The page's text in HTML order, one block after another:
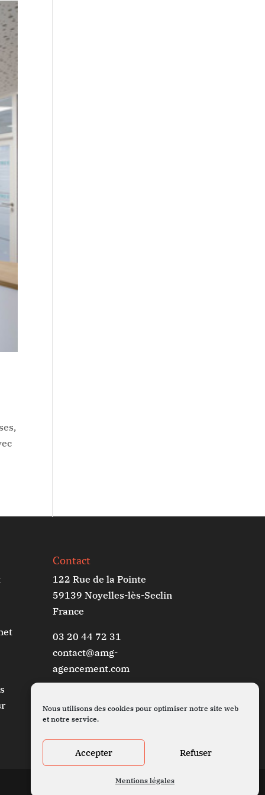
Nous utilisons des cookies pour optimiser notre site web
et notre service.
Accepter Refuser
Mentions légales
Contact
122 Rue de la Pointe
59139 Noyelles-lès-Seclin
France
03 20 44 72 31
contact@amg-
agencement.com